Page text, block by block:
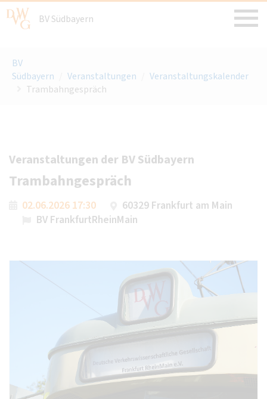
BV Südbayern
BV
Südbayern
Veranstaltungen
Veranstaltungskalender
Trambahngespräch
Veranstaltungen der BV Südbayern
Trambahngespräch
02.06.2026 17:30
60329 Frankfurt am Main
BV FrankfurtRheinMain